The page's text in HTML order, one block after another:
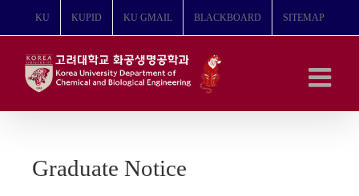
뛰
KU KUPID KU GMAIL BLACKBOARD SITEMAP
Graduate Notice